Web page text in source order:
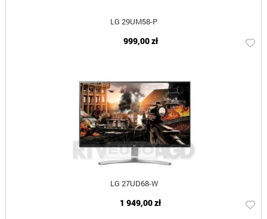
LG 29UM58-P
999,00 zł
LG 27UD68-W
1 949,00 zł